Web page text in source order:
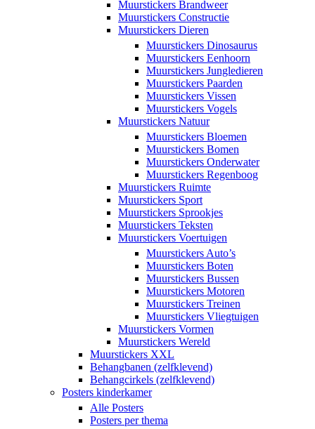
Muurstickers Brandweer
Muurstickers Constructie
Muurstickers Dieren
Muurstickers Dinosaurus
Muurstickers Eenhoorn
Muurstickers Jungledieren
Muurstickers Paarden
Muurstickers Vissen
Muurstickers Vogels
Muurstickers Natuur
Muurstickers Bloemen
Muurstickers Bomen
Muurstickers Onderwater
Muurstickers Regenboog
Muurstickers Ruimte
Muurstickers Sport
Muurstickers Sprookjes
Muurstickers Teksten
Muurstickers Voertuigen
Muurstickers Auto’s
Muurstickers Boten
Muurstickers Bussen
Muurstickers Motoren
Muurstickers Treinen
Muurstickers Vliegtuigen
Muurstickers Vormen
Muurstickers Wereld
Muurstickers XXL
Behangbanen (zelfklevend)
Behangcirkels (zelfklevend)
Posters kinderkamer
Alle Posters
Posters per thema